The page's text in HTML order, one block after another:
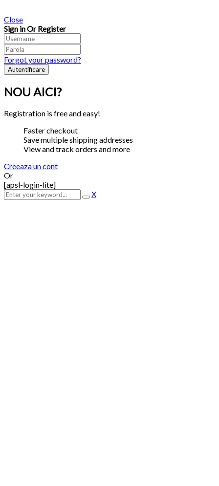
Close
Sign in Or Register
Forgot your password?
NOU AICI?
Registration is free and easy!
Faster checkout
Save multiple shipping addresses
View and track orders and more
Creeaza un cont
Or
[apsl-login-lite]
X